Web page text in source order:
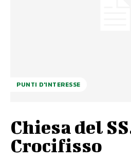
PUNTI D'INTERESSE
Chiesa del
Crocifisso